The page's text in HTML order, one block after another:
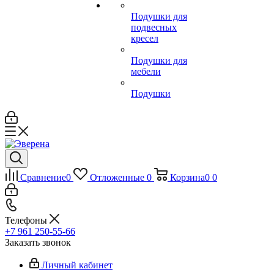
Подушки для
подвесных
кресел
Подушки для
мебели
Подушки
Сравнение0 Отложенные 0 Корзина0 0
Телефоны
+7 961 250-55-66
Заказать звонок
Личный кабинет